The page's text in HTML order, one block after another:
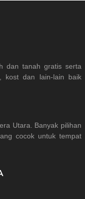
dan tanah gratis serta
kost dan lain-lain baik
Utara. Banyak pilihan
cocok untuk tempat